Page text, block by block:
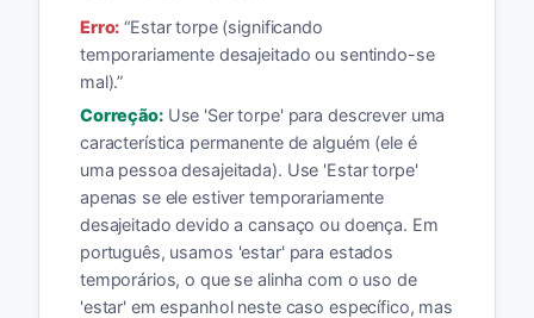
Erro: “Estar torpe (significando
temporariamente desajeitado ou sentindo-se
mal).”
Correção: Use 'Ser torpe' para descrever uma
característica permanente de alguém (ele é
uma pessoa desajeitada). Use 'Estar torpe'
apenas se ele estiver temporariamente
desajeitado devido a cansaço ou doença. Em
português, usamos 'estar' para estados
temporários, o que se alinha com o uso de
'estar' em espanhol neste caso específico, mas